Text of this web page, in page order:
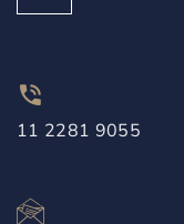
11 2281 9055